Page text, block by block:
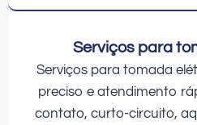
Serviços para
Serviços para tomada
preciso e atendimento
contato, curto-circuito,